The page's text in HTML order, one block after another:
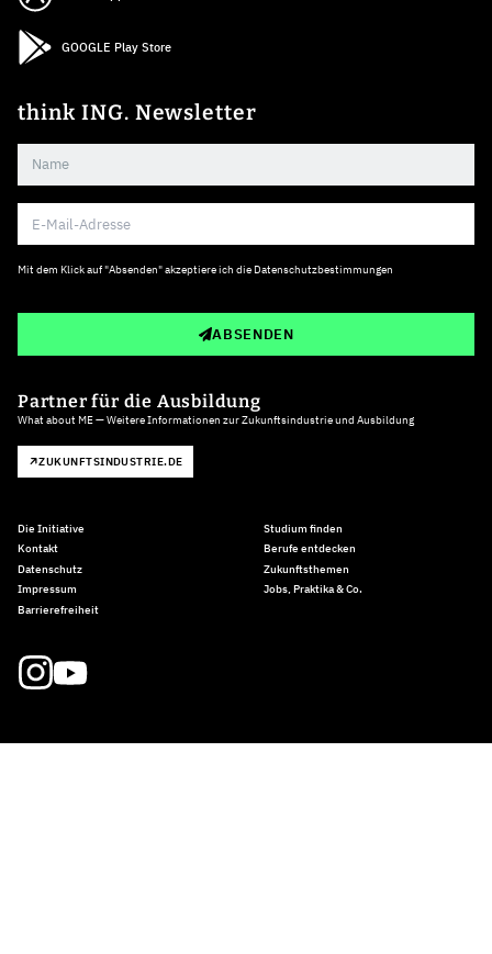
GOOGLE Play Store
think ING. Newsletter
Mit dem Klick auf "Absenden" akzeptiere ich die Datenschutzbestimmungen
ABSENDEN
Partner für die Ausbildung
What about ME — Weitere Informationen zur Zukunftsindustrie und Ausbildung
ZUKUNFTSINDUSTRIE.DE
Die Initiative
Kontakt
Datenschutz
Impressum
Barrierefreiheit
Studium finden
Berufe entdecken
Zukunftsthemen
Jobs, Praktika & Co.